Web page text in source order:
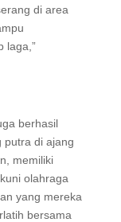
di area
laga,”
berhasil
putra di ajang
memiliki
olahraga
yang mereka
bersama